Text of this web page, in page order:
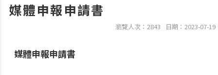
媒體申報申請書
瀏覽人次：2843 日期：2023-07-19
媒體申報申請書